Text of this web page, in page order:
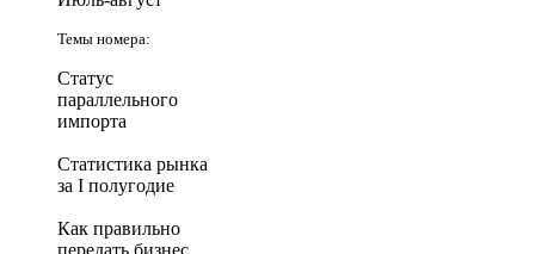
Темы номера:
Статус
параллельного
импорта
Статистика рынка
за I полугодие
Как правильно
передать бизнес